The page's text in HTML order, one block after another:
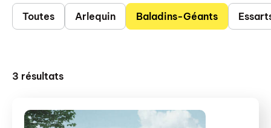
Toutes Arlequin Baladins-Géants
3 résultats